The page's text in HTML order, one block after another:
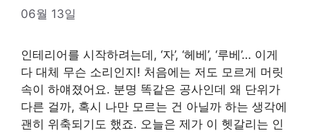
06월 13일
인테리어를 시작하려는데, ‘자’, ‘헤베’, ‘루베’… 이게
다 대체 무슨 소리인지! 처음에는 저도 모르게 머릿
속이 하얘졌어요. 분명 똑같은 공사인데 왜 단위가
다른 걸까, 혹시 나만 모르는 건 아닐까 하는 생각에
괜히 위축되기도 했죠. 오늘은 제가 이 헷갈리는 인